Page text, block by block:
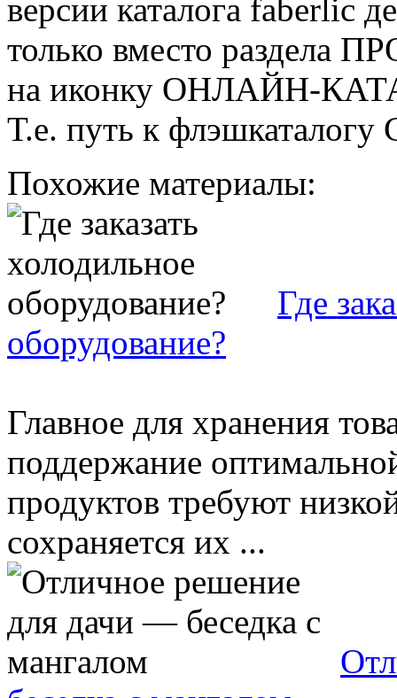
версии каталога faberlic
только вместо раздела
на иконку ОНЛАЙН-
Т.е. путь к
Похожие материалы:
Где
оборудование?
Главное для хранения
поддержание
продуктов требуют
сохраняется их ...